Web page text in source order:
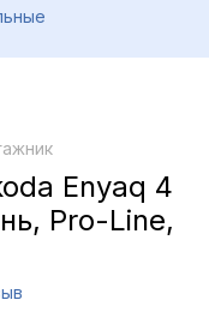
Enyaq 4
Pro-Line,